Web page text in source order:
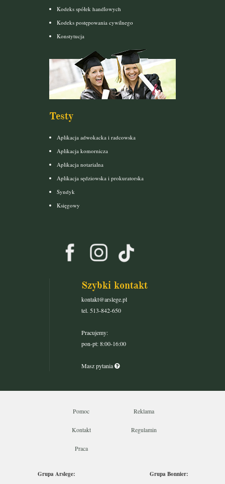
Kodeks spółek handlowych
Kodeks postępowania cywilnego
Konstytucja
Testy
Aplikacja adwokacka i radcowska
Aplikacja komornicza
Aplikacja notarialna
Aplikacja sędziowska i prokuratorska
Syndyk
Księgowy
Szybki kontakt
kontakt@arslege.pl
tel. 513-842-650
Pracujemy:
pon-pt: 8:00-16:00
Masz pytania
Pomoc Reklama
Kontakt Regulamin
Praca
Grupa Arslege:
Grupa Bonnier: